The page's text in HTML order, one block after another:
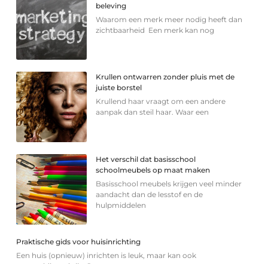
beleving
Waarom een merk meer nodig heeft dan
zichtbaarheid Een merk kan nog
Krullen ontwarren zonder pluis met de
juiste borstel
Krullend haar vraagt om een andere
aanpak dan steil haar. Waar een
Het verschil dat basisschool
schoolmeubels op maat maken
Basisschool meubels krijgen veel minder
aandacht dan de lesstof en de
hulpmiddelen
Praktische gids voor huisinrichting
Een huis (opnieuw) inrichten is leuk, maar kan ook